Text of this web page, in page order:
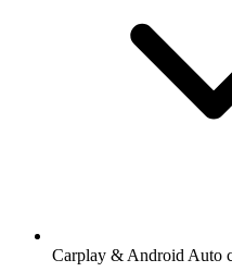
Carplay & Android Auto